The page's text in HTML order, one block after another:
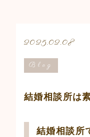
2025.02.08
Blog
結婚相談所は
結婚相談所